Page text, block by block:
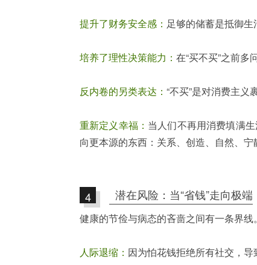
提升了财务安全感： 足够的储蓄是抵御生
培养了理性决策能力： 在“买不买”之前多
反内卷的另类表达： “不买”是对消费主义
重新定义幸福： 当人们不再用消费填满
向更本源的东西：关系、创造、自然、宁
4 潜在风险：当“省钱”走向极端
健康的节俭与病态的吝啬之间有一条界线
人际退缩： 因为怕花钱拒绝所有社交，导